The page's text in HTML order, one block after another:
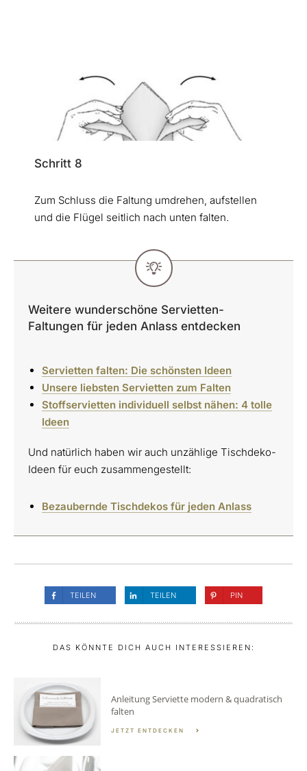
Schritt 8
Zum Schluss die Faltung umdrehen, aufstellen
und die Flügel seitlich nach unten falten.
Weitere wunderschöne Servietten-
Faltungen für jeden Anlass entdecken
Servietten falten: Die schönsten Ideen
Unsere liebsten Servietten zum Falten
Stoffservietten individuell selbst nähen: 4 tolle
Ideen
Und natürlich haben wir auch unzählige Tischdeko-
Ideen für euch zusammengestellt:
Bezaubernde Tischdekos für jeden Anlass
TEILEN TEILEN PIN
DAS KÖNNTE DICH AUCH INTERESSIEREN:
Anleitung Serviette modern & quadratisch
falten
JETZT ENTDECKEN